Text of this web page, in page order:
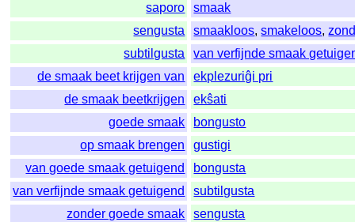
saporo
smaak
sengusta
smaakloos,smakeloos,
subtilgusta
van verfijnde smaak
de smaak beet krijgen van
ekplezuriĝi pri
de smaak beetkrijgen
ekŝati
goede smaak
bongusto
op smaak brengen
gustigi
van goede smaak getuigend
bongusta
van verfijnde smaak getuigend
subtilgusta
zonder goede smaak
sengusta